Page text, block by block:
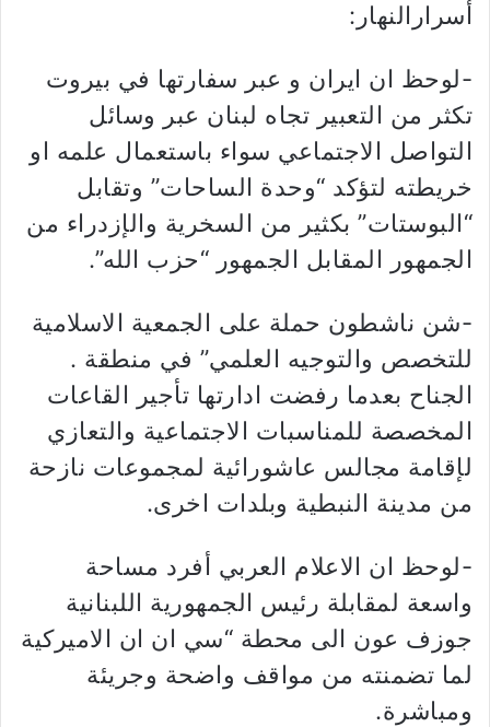
أسرارالنهار:
-لوحظ ان ایران و عبر سفارتها في بيروت
تكثر من التعبير تجاه لبنان عبر وسائل
التواصل الاجتماعي سواء باستعمال علمه او
خريطته لتؤكد “وحدة الساحات” وتقابل
“البوستات” بكثير من السخرية والإزدراء من
الجمهور المقابل الجمهور “حزب الله”.
-شن ناشطون حملة على الجمعية الاسلامية
للتخصص والتوجيه العلمي” في منطقة .
الجناح بعدما رفضت ادارتها تأجير القاعات
المخصصة للمناسبات الاجتماعية والتعازي
لإقامة مجالس عاشورائية لمجموعات نازحة
من مدينة النبطية وبلدات اخرى.
-لوحظ ان الاعلام العربي أفرد مساحة
واسعة لمقابلة رئيس الجمهورية اللبنانية
جوزف عون الى محطة “سي ان ان الاميركية
لما تضمنته من مواقف واضحة وجريئة
ومباشرة.